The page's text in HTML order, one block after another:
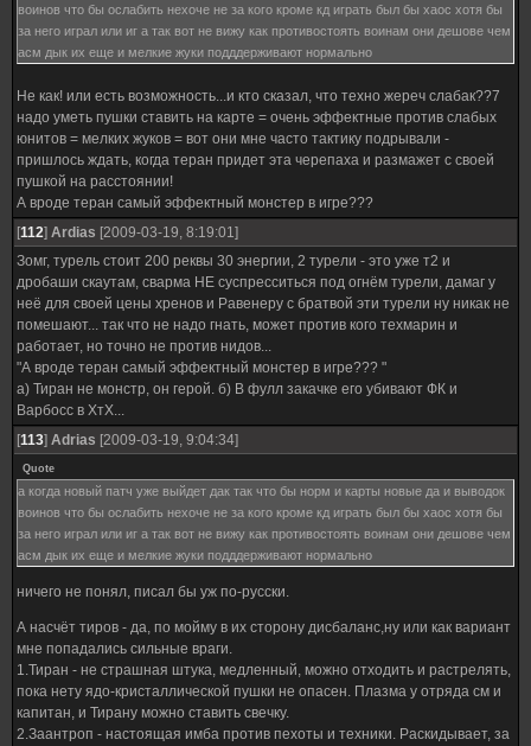
воинов что бы ослабить нехоче не за кого кроме кд играть был бы хаос хотя бы
за него играл или иг а так вот не вижу как противостоять воинам они дешове чем
асм дык их еще и мелкие жуки подддерживают нормально
Не как! или есть возможность...и кто сказал, что техно жереч слабак??7
надо уметь пушки ставить на карте = очень эффектные против слабых
юнитов = мелких жуков = вот они мне часто тактику подрывали -
пришлось ждать, когда теран придет эта черепаха и размажет с своей
пушкой на расстоянии!
А вроде теран самый эффектный монстер в игре???
[112] Ardias [2009-03-19, 8:19:01]
Зомг, турель стоит 200 реквы 30 энергии, 2 турели - это уже т2 и
дробаши скаутам, сварма НЕ суспресситься под огнём турели, дамаг у
неё для своей цены хренов и Равенеру с братвой эти турели ну никак не
помешают... так что не надо гнать, может против кого техмарин и
работает, но точно не против нидов...
"А вроде теран самый эффектный монстер в игре??? "
а) Тиран не монстр, он герой. б) В фулл закачке его убивают ФК и
Варбосс в ХтХ...
[113] Adrias [2009-03-19, 9:04:34]
Quote
а когда новый патч уже выйдет дак так что бы норм и карты новые да и выводок
воинов что бы ослабить нехоче не за кого кроме кд играть был бы хаос хотя бы
за него играл или иг а так вот не вижу как противостоять воинам они дешове чем
асм дык их еще и мелкие жуки подддерживают нормально
ничего не понял, писал бы уж по-русски.
А насчёт тиров - да, по мойму в их сторону дисбаланс,ну или как вариант
мне попадались сильные враги.
1.Тиран - не страшная штука, медленный, можно отходить и растрелять,
пока нету ядо-кристаллической пушки не опасен. Плазма у отряда см и
капитан, и Тирану можно ставить свечку.
2.Заантроп - настоящая имба против пехоты и техники. Раскидывает, за